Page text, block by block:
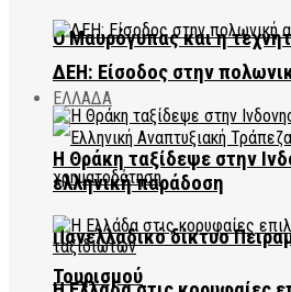
Ο Μαυρόγυπας και η
ΕΛΛΑΔΑ
Πανελλαδικό δίκτυο
Τουρισμού
ΔΕΗ: Είσοδος στην
Η Θράκη ταξίδεψε στην
ελληνική παράδοση